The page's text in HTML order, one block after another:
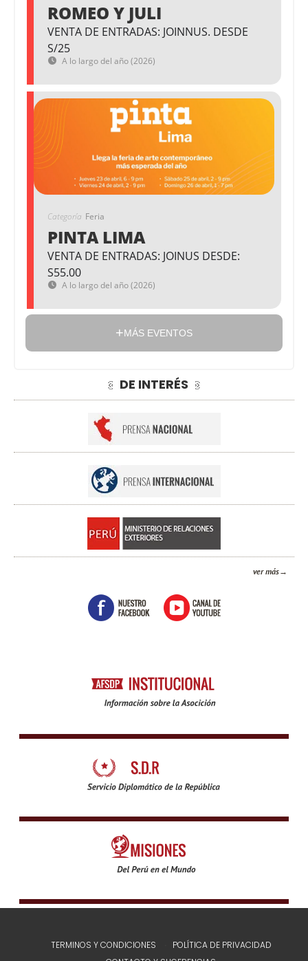
ROMEO Y JULI
VENTA DE ENTRADAS: JOINNUS. DESDE
S/25
A lo largo del año (2026)
Categoría Feria
PINTA LIMA
VENTA DE ENTRADAS: JOINUS DESDE:
S55.00
A lo largo del año (2026)
MÁS EVENTOS
DE INTERÉS
ver más
TERMINOS Y CONDICIONES
POLÍTICA DE PRIVACIDAD